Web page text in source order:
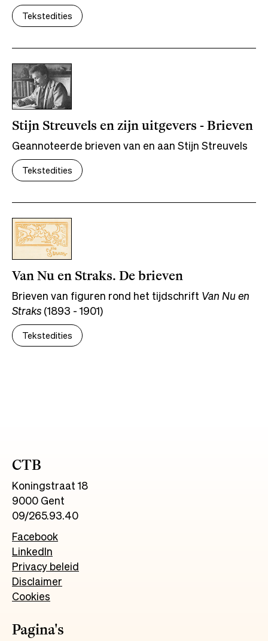
Tekstedities
Stijn Streuvels en zijn uitgevers - Brieven
Geannoteerde brieven van en aan Stijn Streuvels
Tekstedities
Van Nu en Straks. De brieven
Brieven van figuren rond het tijdschrift Van Nu en
Straks(1893 - 1901)
Tekstedities
CTB
Koningstraat 18
9000 Gent
09/265.93.40
Facebook
LinkedIn
Privacy beleid
Disclaimer
Cookies
Pagina's